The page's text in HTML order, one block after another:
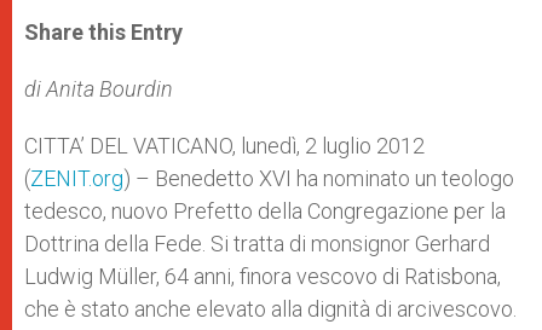
t
s
p
p
s
e
g
e
e
b
o
k
Share this Entry
di Anita Bourdin
CITTA’ DEL VATICANO, lunedì, 2 luglio 2012
(ZENIT.org) – Benedetto XVI ha nominato un teologo
tedesco, nuovo Prefetto della Congregazione per la
Dottrina della Fede. Si tratta di monsignor Gerhard
Ludwig Müller, 64 anni, finora vescovo di Ratisbona,
che è stato anche elevato alla dignità di arcivescovo.